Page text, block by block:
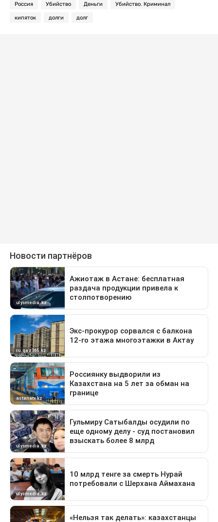
Россия Убийство Деньги Убийство. Криминал
кипяток долги долг